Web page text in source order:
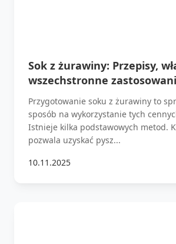
Sok z żurawiny: Przepisy,
wszechstronne
Przygotowanie soku z żurawiny to
sposób na wykorzystanie tych
Istnieje kilka podstawowych metod.
pozwala uzyskać pysz...
10.11.2025